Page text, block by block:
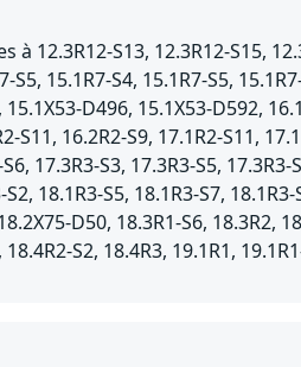
12.3R12-S13, 12.3R12-S15,
S5, 15.1R7-S4, 15.1R7-S5,
D496, 15.1X53-D592,
S11, 16.2R2-S9, 17.1R2-S11,
17.3R3-S3, 17.3R3-S5,
18.1R3-S5, 18.1R3-S7,
D50, 18.3R1-S6, 18.3R2,
S2, 18.4R3, 19.1R1,